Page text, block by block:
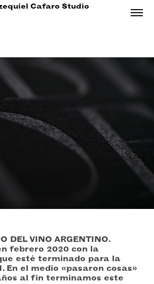
Cafaro Studio
DEL VINO ARGENTINO.
febrero 2020 con la
esté terminado para la
En el medio «pasaron cosas»
al fin terminamos este